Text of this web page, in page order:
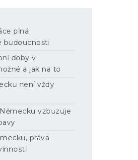
plná
budoucnosti
doby v
a jak na to
není vždy
vzbuzuje
práva